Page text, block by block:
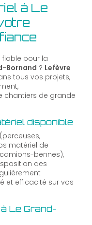
à Le
fiable pour la
Bornand ? Lefèvre
tous vos projets,
chantiers de grande
disponible
matériel de
bennes),
des
et efficacité sur vos
Le Grand-